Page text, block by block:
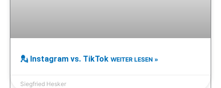
💂 Instagram vs. TikTok WEITER LESEN »
Siegfried Hesker